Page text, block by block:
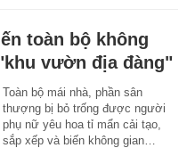
toàn bộ không
vườn địa đàng"
Toàn bộ mái nhà, phần sân
thượng bị bỏ trống được người
phụ nữ yêu hoa tỉ mẩn cải tạo,
sắp xếp và biến không gian…